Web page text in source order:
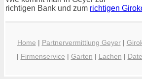
richtigen Bank und zum richtigen
Home | Partnervermittlung Geyer|
| Firmenservice | Garten | Lachen |